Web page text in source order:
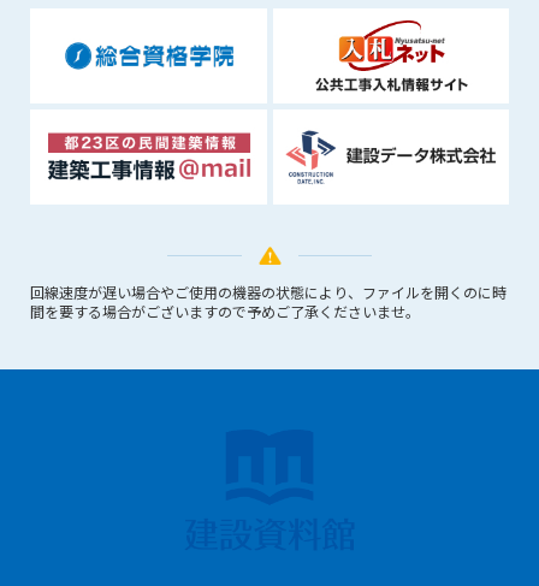
回線速度が遅い場合やご使用の機器の状態により、ファイルを開くのに時
間を要する場合がございますので予めご了承くださいませ。
管理者は、会員の承諾なく、本サービス内容の変更(新規追加、
廃止を含み)し、本サービスの運営を中止または廃止することが
できるものとします。これに起因する会員または他の第三者が
被った損害について管理者は､一切の責任をも負わないものと
第9条（会員の個人情報）
会員の氏名、住所、性別、年齢、メールアドレスその他本サー
ビスの提供に関連して管理者が知り得た会員の個人情報（以下
する場合を除き、第三者に開示または提供しないものとしま
す。
(1) 会員が、自己の個人情報の開示に事前に同意している場合
者に提供する場合